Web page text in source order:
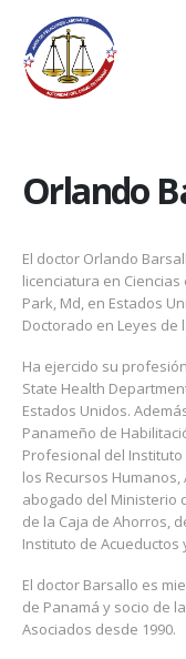
Orlando
El doctor Orlando
licenciatura en
Park, Md, en Estados
Doctorado en Leyes de
Ha ejercido su
State Health
Estados Unidos.
Panameño de
Profesional del
los Recursos
abogado del Ministerio
de la Caja de Ahorros,
Instituto de Acueductos
El doctor Barsallo es
de Panamá y socio de
Asociados desde 1990.